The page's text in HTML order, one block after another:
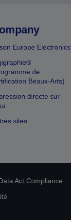
Europe Electronics
de
Beaux-Arts)
directe sur
sites
Act Compliance